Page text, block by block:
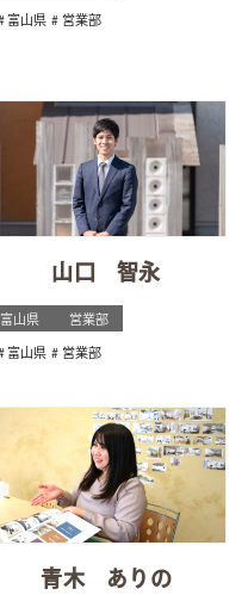
富山県 営業部
山口 智永
富山県 営業部
富山県 営業部
青木 ありの